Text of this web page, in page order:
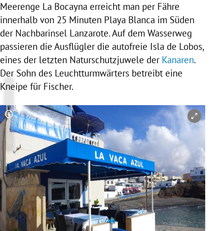
Meerenge La Bocayna erreicht man per Fähre
innerhalb von 25 Minuten Playa Blanca im Süden
der Nachbarinsel Lanzarote. Auf dem Wasserweg
passieren die Ausflügler die autofreie Isla de Lobos,
eines der letzten Naturschutzjuwele der Kanaren.
Der Sohn des Leuchtturmwärters betreibt eine
Kneipe für Fischer.
Copyright-Hinweis öffnen/schließen